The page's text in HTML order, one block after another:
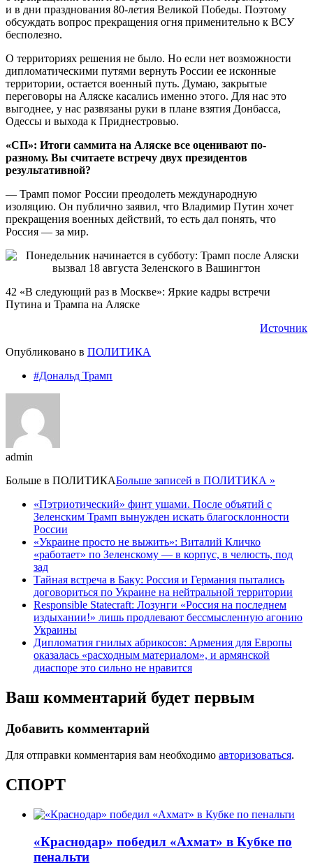
и в дни празднования 80-летия Великой Победы. Поэтому
обсуждать вопрос прекращения огня применительно к ВСУ
бесполезно.
О территориях решения не было. Но если нет возможности
дипломатическими путями вернуть России ее исконные
территории, остается военный путь. Думаю, закрытые
переговоры на Аляске касались именно этого. Для нас это
выгоднее, у нас развязаны руки в плане взятия Донбасса,
Одессы и выхода к Приднестровью.
«СП»: Итоги саммита на Аляске все оценивают по-
разному. Вы считаете встречу двух президентов
результативной?
— Трамп помог России преодолеть международную
изоляцию. Он публично заявил, что Владимир Путин хочет
прекращения военных действий, то есть дал понять, что
Россия — за мир.
42 «В следующий раз в Москве»: Яркие кадры встречи
Путина и Трампа на Аляске
Источник
Опубликовано в ПОЛИТИКА
#Дональд Трамп
admin
Больше в ПОЛИТИКАБольше записей в ПОЛИТИКА »
«Пэтриотический» финт ушами. После объятий с
Зеленским Трамп вынужден искать благосклонности
России
«Украине просто не выжить»: Виталий Кличко
«работает» по Зеленскому — в корпус, в челюсть, под
зад
Тайная встреча в Баку: Россия и Германия пытались
договориться по Украине на нейтральной территории
Responsible Statecraft: Лозунги «Россия на последнем
издыхании!» лишь продлевают бессмысленную агонию
Украины
Дипломатия гнилых абрикосов: Армения для Европы
оказалась «расходным материалом», и армянской
диаспоре это сильно не нравится
Ваш комментарий будет первым
Добавить комментарий
Для отправки комментария вам необходимо авторизоваться.
СПОРТ
«Краснодар» победил «Ахмат» в Кубке по
пенальти